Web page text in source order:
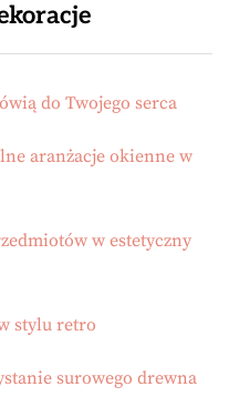
do Twojego serca
aranżacje okienne w
w estetyczny
stylu retro
surowego drewna